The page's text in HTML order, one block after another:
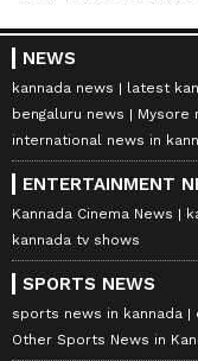
NEWS
kannada news latest
bengaluru news
Mysore
international news in
ENTERTAINMENT
Kannada Cinema News
kannada tv shows
SPORTS NEWS
sports news in kannada
Other Sports News in